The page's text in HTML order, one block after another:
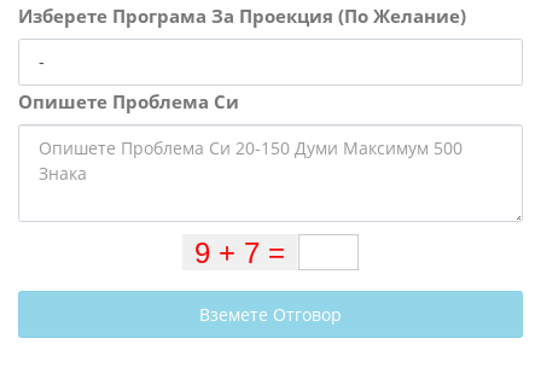
Изберете Програма За Проекция (По Желание)
Опишете Проблема Си
Вземете Отговор